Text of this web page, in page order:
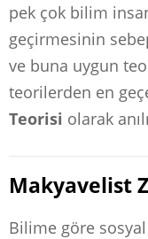
pek çok bilim
geçirmesinin
ve buna uygun
teorilerden en
Teorisi olarak
Makyavelist
Bilime göre